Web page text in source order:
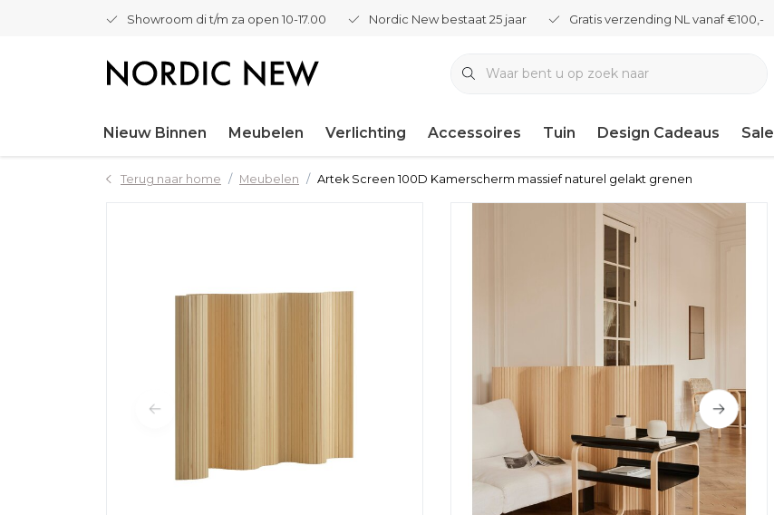
Showroom di t/m za open 10-17.00 Nordic New bestaat 25 jaar Gratis verzending NL vanaf €100,-
Nieuw Binnen Meubelen Verlichting Accessoires Tuin Design Cadeaus Sale
Terug naar home Meubelen Artek Screen 100D Kamerscherm massief naturel gelakt grenen